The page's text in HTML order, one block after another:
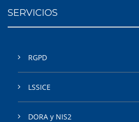
SERVICIOS
RGPD
LSSICE
DORA y NIS2